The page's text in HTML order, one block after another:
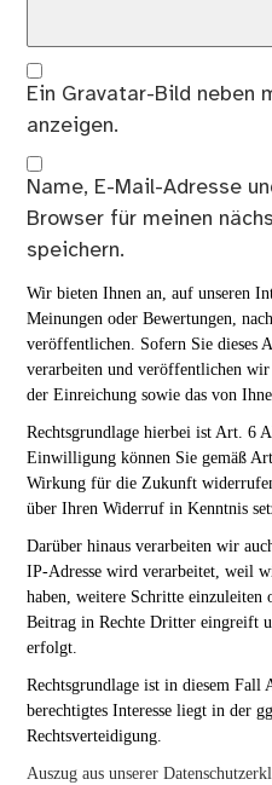
Ein Gravatar-Bild neben
anzeigen.
Name, E-Mail-Adresse
Browser für meinen
speichern.
Wir bieten Ihnen an, auf unseren
Meinungen oder Bewertungen,
veröffentlichen. Sofern Sie dieses
verarbeiten und veröffentlichen
der Einreichung sowie das von
Rechtsgrundlage hierbei ist Art. 6
Einwilligung können Sie gemäß
Wirkung für die Zukunft
über Ihren Widerruf in Kenntnis
Darüber hinaus verarbeiten wir
IP-Adresse wird verarbeitet, weil
haben, weitere Schritte einzuleiten
Beitrag in Rechte Dritter eingreift
erfolgt.
Rechtsgrundlage ist in diesem
berechtigtes Interesse liegt in der
Rechtsverteidigung.
Auszug aus unserer